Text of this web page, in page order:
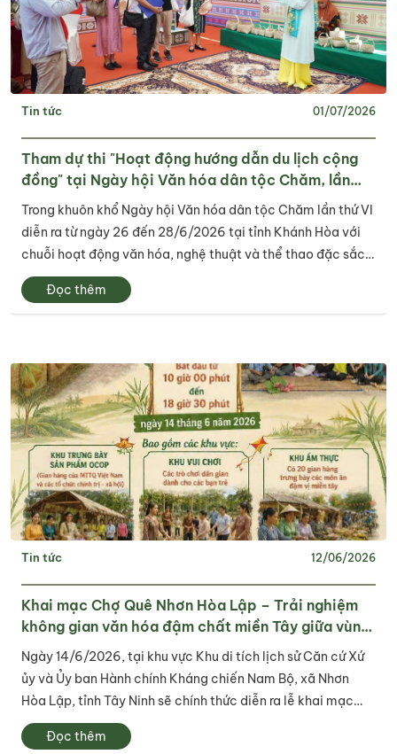
Tin tức 01/07/2026
Tham dự thi "Hoạt động hướng dẫn du lịch cộng
đồng" tại Ngày hội Văn hóa dân tộc Chăm, lần
thứ VI năm 2026 do Bộ Văn hóa, Thể thao và Du
lịch tổ chức
Trong khuôn khổ Ngày hội Văn hóa dân tộc Chăm lần thứ VI
diễn ra từ ngày 26 đến 28/6/2026 tại tỉnh Khánh Hòa với
chuỗi hoạt động văn hóa, nghệ thuật và thể thao đặc sắc.
Trung tâm Xúc tiến du lịch tỉnh Tây Ninh đã tham gia phần
thi "Hoạt động hướng...
Đọc thêm
Tin tức 12/06/2026
Khai mạc Chợ Quê Nhơn Hòa Lập – Trải nghiệm
không gian văn hóa đậm chất miền Tây giữa vùng
đất cách mạng
Ngày 14/6/2026, tại khu vực Khu di tích lịch sử Căn cứ Xứ
ủy và Ủy ban Hành chính Kháng chiến Nam Bộ, xã Nhơn
Hòa Lập, tỉnh Tây Ninh sẽ chính thức diễn ra lễ khai mạc
Chợ Quê Nhơn Hòa Lập – một hoạt động văn hóa, du lịch
cộng đồng đặc sắc nhằm bảo...
Đọc thêm